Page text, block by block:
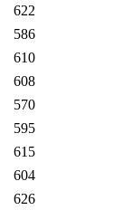
622
586
610
608
570
595
615
604
626